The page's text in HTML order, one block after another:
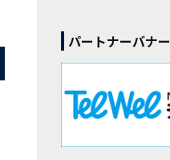
パートナーバナー